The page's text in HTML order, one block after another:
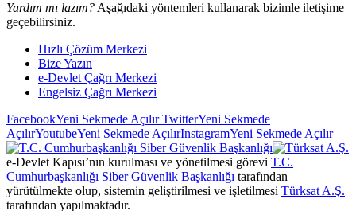
Yardım mı lazım? Aşağıdaki yöntemleri kullanarak bizimle iletişime
geçebilirsiniz.
Hızlı Çözüm Merkezi
Bize Yazın
e-Devlet Çağrı Merkezi
Engelsiz Çağrı Merkezi
FacebookYeni Sekmede AçılırTwitterYeni Sekmede
AçılırYoutubeYeni Sekmede AçılırInstagramYeni Sekmede Açılır
e-Devlet Kapısı’nın kurulması ve yönetilmesi görevi T.C.
Cumhurbaşkanlığı Siber Güvenlik Başkanlığı tarafından
yürütülmekte olup, sistemin geliştirilmesi ve işletilmesi Türksat A.Ş.
tarafından yapılmaktadır.